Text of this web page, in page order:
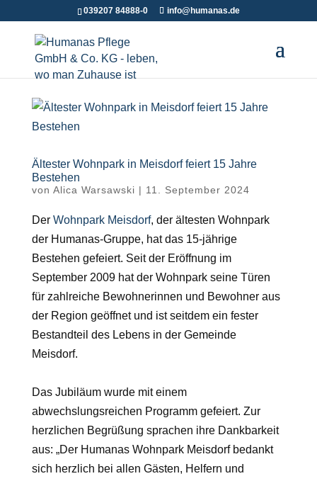
039207 84888-0 info@humanas.de
Ältester Wohnpark in Meisdorf feiert 15 Jahre
Bestehen
von Alica Warsawski | 11. September 2024
Der Wohnpark Meisdorf, der ältesten Wohnpark
der Humanas-Gruppe, hat das 15-jährige
Bestehen gefeiert. Seit der Eröffnung im
September 2009 hat der Wohnpark seine Türen
für zahlreiche Bewohnerinnen und Bewohner aus
der Region geöffnet und ist seitdem ein fester
Bestandteil des Lebens in der Gemeinde
Meisdorf.
Das Jubiläum wurde mit einem
abwechslungsreichen Programm gefeiert. Zur
herzlichen Begrüßung sprachen ihre Dankbarkeit
aus: „Der HumanasWohnpark Meisdorf bedankt
sich herzlich bei allen Gästen, Helfern und